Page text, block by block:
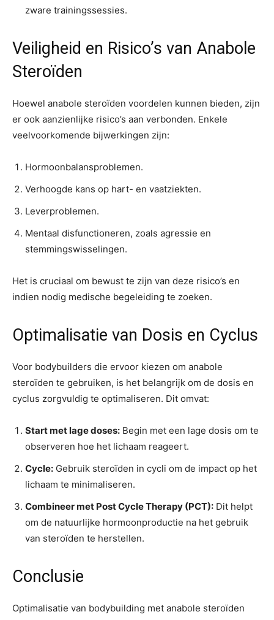
zware trainingssessies.
Veiligheid en Risico’s van Anabole
Steroïden
Hoewel anabole steroïden voordelen kunnen bieden, zijn
er ook aanzienlijke risico’s aan verbonden. Enkele
veelvoorkomende bijwerkingen zijn:
Hormoonbalansproblemen.
Verhoogde kans op hart- en vaatziekten.
Leverproblemen.
Mentaal disfunctioneren, zoals agressie en
stemmingswisselingen.
Het is cruciaal om bewust te zijn van deze risico’s en
indien nodig medische begeleiding te zoeken.
Optimalisatie van Dosis en Cyclus
Voor bodybuilders die ervoor kiezen om anabole
steroïden te gebruiken, is het belangrijk om de dosis en
cyclus zorgvuldig te optimaliseren. Dit omvat:
Start met lage doses: Begin met een lage dosis om te
observeren hoe het lichaam reageert.
Cycle: Gebruik steroïden in cycli om de impact op het
lichaam te minimaliseren.
Combineer met Post Cycle Therapy (PCT): Dit helpt
om de natuurlijke hormoonproductie na het gebruik
van steroïden te herstellen.
Conclusie
Optimalisatie van bodybuilding met anabole steroïden